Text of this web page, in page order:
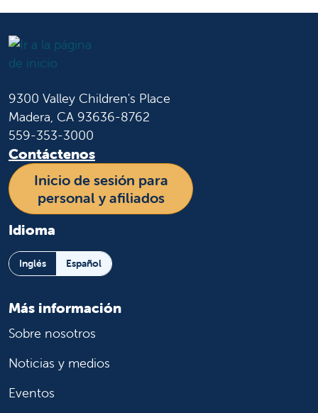
9300 Valley Children's Place
Madera, CA 93636-8762
559-353-3000
Contáctenos
Inicio de sesión para
personal y afiliados
Idioma
Inglés Español
Más información
Sobre nosotros
Noticias y medios
Eventos